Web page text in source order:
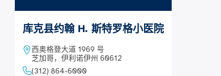
库克县约翰 H. 斯特罗格小医院
西奥格登大道 1969 号
芝加哥，伊利诺伊州 60612
(312) 864-6000